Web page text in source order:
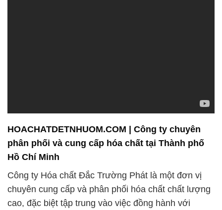
HOACHATDETNHUOM.COM | Công ty chuyên
phân phối và cung cấp hóa chất tại Thành phố
Hồ Chí Minh
Công ty Hóa chất Đắc Trường Phát là một đơn vị
chuyên cung cấp và phân phối hóa chất chất lượng
cao, đặc biệt tập trung vào việc đồng hành với